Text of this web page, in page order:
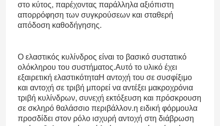
στο κύτος, παρέχοντας παράλληλα αξιόπιστη
απορρόφηση των συγκρούσεων και σταθερή
απόδοση καθοδήγησης.
Ο ελαστικός κυλίνδρος είναι το βασικό συστατικό
ολόκληρου του συστήματος.Αυτό το υλικό έχει
εξαιρετική ελαστικότηταΗ αντοχή του σε συσφίξιμο
και αντοχή σε τριβή μπορεί να αντέξει μακροχρόνια
τριβή κυλίνδρων, συνεχή εκτόξευση και πρόσκρουση
σε σκληρό θαλάσσιο περιβάλλον.η ειδική φόρμουλα
προσδίδει στον ρόλο ισχυρή αντοχή στη διάβρωση